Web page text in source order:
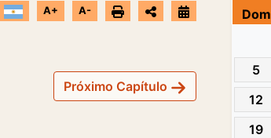
A+ A-
Próximo Capítulo
Dom
5
12
19